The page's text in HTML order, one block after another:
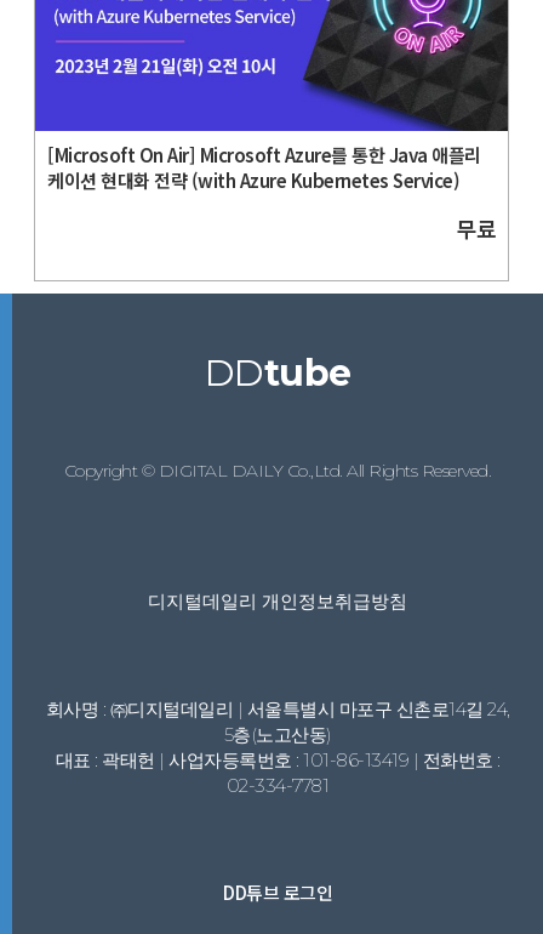
[Microsoft On Air] Microsoft Azure를 통한 Java 애플리
케이션 현대화 전략 (with Azure Kubernetes Service)
무료
DDtube
Copyright © DIGITAL DAILY Co.,Ltd. All Rights Reserved.
디지털데일리 개인정보취급방침
회사명 : ㈜디지털데일리 | 서울특별시 마포구 신촌로14길 24,
5층(노고산동)
대표 : 곽태헌 | 사업자등록번호 : 101-86-13419 | 전화번호 :
02-334-7781
DD튜브 로그인